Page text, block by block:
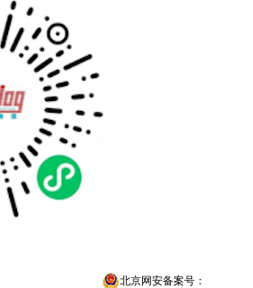
北京网安备案号：